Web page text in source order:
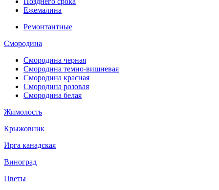
Ежемалина
Ремонтантные
Смородина
Смородина черная
Смородина темно-вишневая
Смородина красная
Смородина розовая
Смородина белая
Жимолость
Крыжовник
Ирга канадская
Виноград
Цветы